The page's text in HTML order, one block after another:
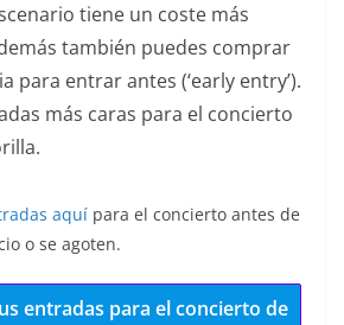
tiene un coste más
también puedes comprar
para entrar antes (‘early entry’).
más caras para el concierto
aquí para el concierto antes de
o se agoten.
entradas para el concierto de